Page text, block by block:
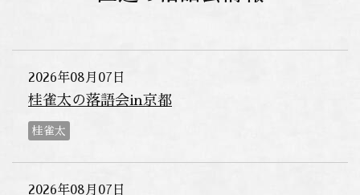
2026年08月07日
桂雀太の落語会in京都
桂雀太
2026年08月07日